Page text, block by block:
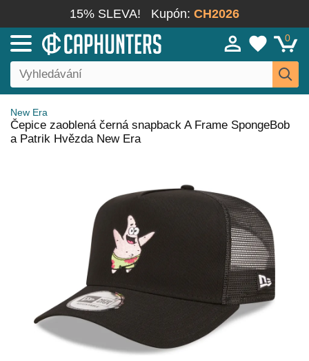
15% SLEVA! Kupón: CH2026
0
New Era
Čepice zaoblená černá snapback A Frame SpongeBob
a Patrik Hvězda New Era